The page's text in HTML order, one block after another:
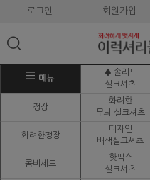
로그인 회원가입
메뉴
♠ 솔리드
실크셔츠
정장
화려한
무늬 실크셔츠
화려한정장
디자인
배색실크셔츠
콤비세트
핫픽스
실크셔츠